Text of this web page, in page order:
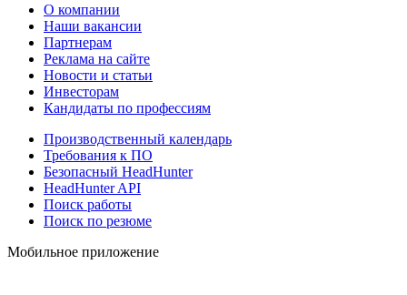
О компании
Наши вакансии
Партнерам
Реклама на сайте
Новости и статьи
Инвесторам
Кандидаты по профессиям
Производственный календарь
Требования к ПО
Безопасный HeadHunter
HeadHunter API
Поиск работы
Поиск по резюме
Мобильное приложение